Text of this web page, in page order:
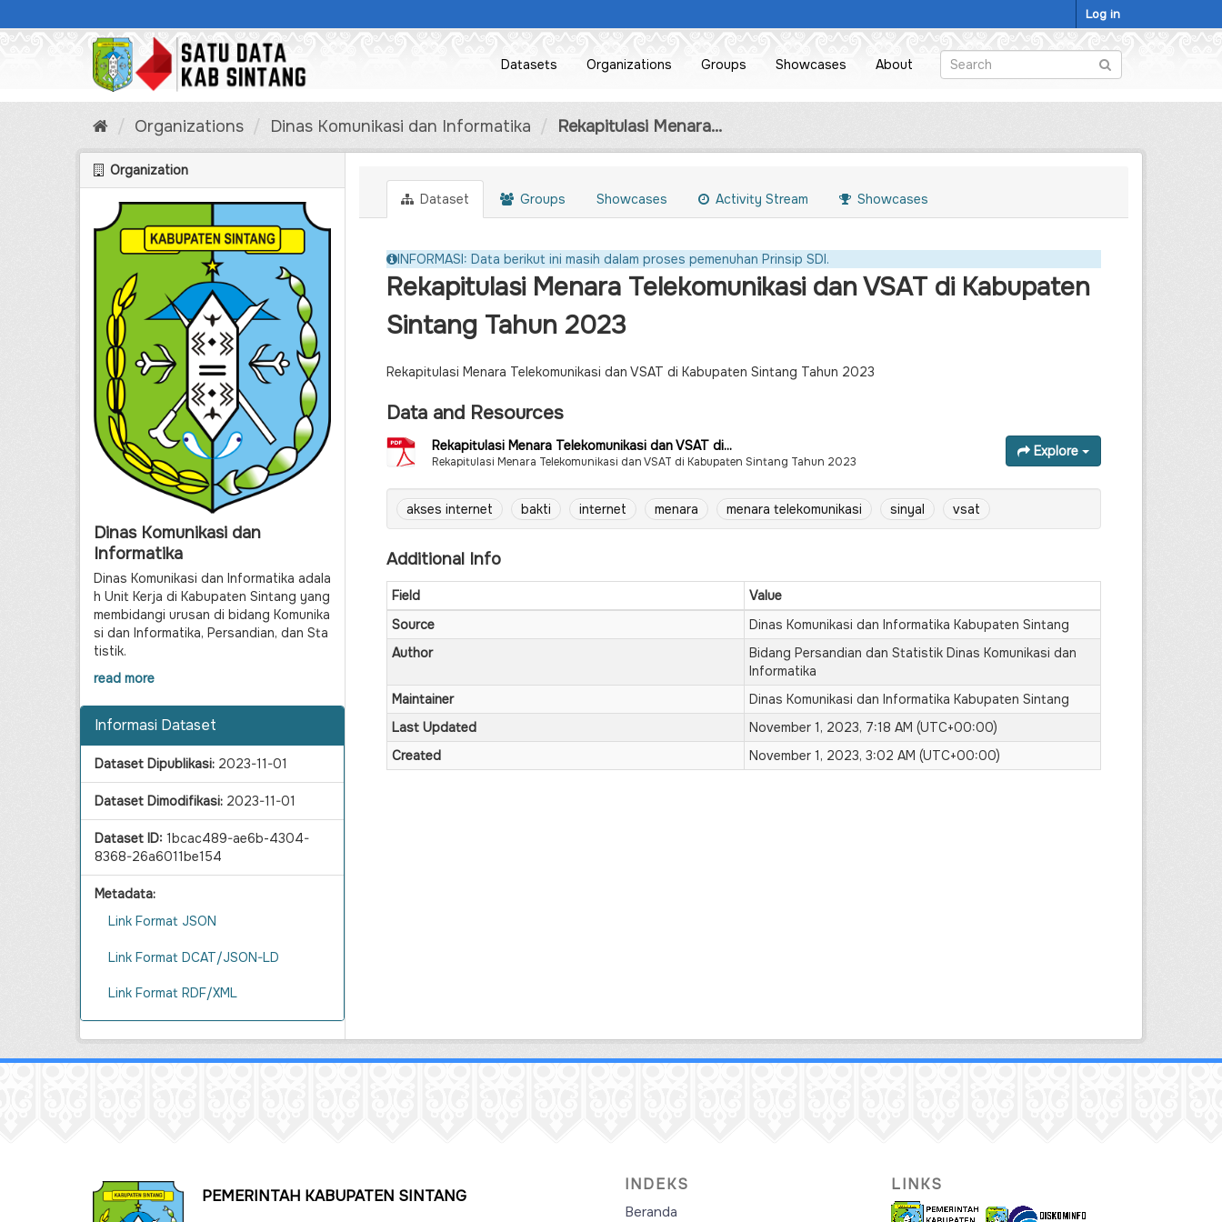
to
Log in
Datasets Organizations Groups Showcases About
Organizations Dinas Komunikasi dan Informatika Rekapitulasi Menara...
Organization
Dinas Komunikasi dan
Informatika
Dinas Komunikasi dan Informatika adala
h Unit Kerja di Kabupaten Sintang yang
membidangi urusan di bidang Komunika
si dan Informatika, Persandian, dan Sta
tistik.
read more
Informasi Dataset
Dataset Dipublikasi: 2023-11-01
Dataset Dimodifikasi: 2023-11-01
Dataset ID: 1bcac489-ae6b-4304-
8368-26a6011be154
Metadata:
Link Format JSON
Link Format DCAT/JSON-LD
Link Format RDF/XML
Dataset Groups Showcases Activity Stream Showcases
INFORMASI: Data berikut ini masih dalam proses pemenuhan Prinsip SDI.
Rekapitulasi Menara Telekomunikasi dan VSAT di Kabupaten
Sintang Tahun 2023
Rekapitulasi Menara Telekomunikasi dan VSAT di Kabupaten Sintang Tahun 2023
Data and Resources
Rekapitulasi Menara Telekomunikasi dan VSAT di...
Rekapitulasi Menara Telekomunikasi dan VSAT di Kabupaten Sintang Tahun 2023
Explore
akses internet bakti internet menara menara telekomunikasi sinyal vsat
Additional Info
Field
Value
Source
Dinas Komunikasi dan Informatika Kabupaten Sintang
Author
Bidang Persandian dan Statistik Dinas Komunikasi dan
Informatika
Maintainer
Dinas Komunikasi dan Informatika Kabupaten Sintang
Last Updated
November 1, 2023, 7:18 AM (UTC+00:00)
Created
November 1, 2023, 3:02 AM (UTC+00:00)
PEMERINTAH KABUPATEN SINTANG
INDEKS
Beranda
LINKS